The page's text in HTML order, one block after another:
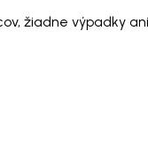
žiadne výpadky